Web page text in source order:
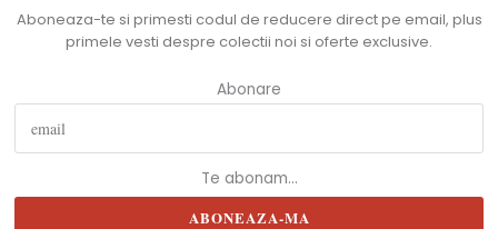
Aboneaza-te si primesti codul de reducere direct pe email, plus
primele vesti despre colectii noi si oferte exclusive.
Abonare
Te abonam...
ABONEAZA-MA